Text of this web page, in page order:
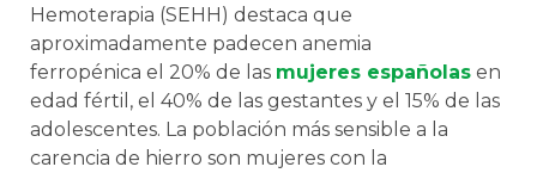
Hemoterapia (SEHH) destaca que
aproximadamente padecen anemia
ferropénica el 20% de las mujeres españolas en
edad fértil, el 40% de las gestantes y el 15% de las
adolescentes. La población más sensible a la
carencia de hierro son mujeres con la